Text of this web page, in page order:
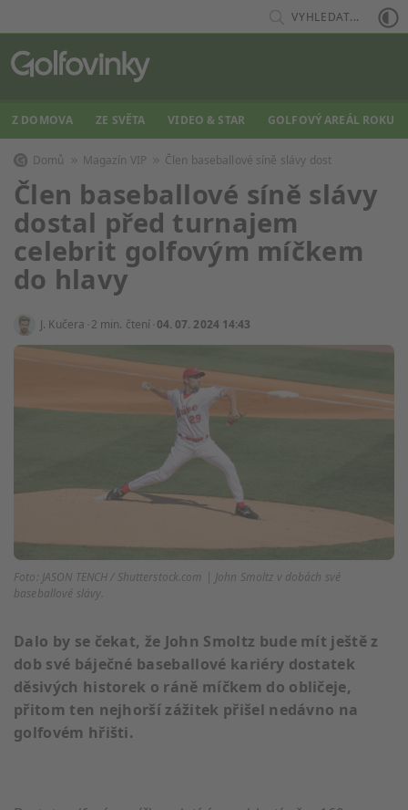
VYHLEDAT...
Z DOMOVA ZE SVĚTA VIDEO & STAR GOLFOVÝ AREÁL ROKU
Domů Magazín VIP Člen baseballové síně slávy dost
Člen baseballové síně slávy
dostal před turnajem
celebrit golfovým míčkem
do hlavy
J. Kučera 2 min. čtení 04. 07. 2024 14:43
Foto: JASON TENCH / Shutterstock.com | John Smoltz v dobách své
baseballové slávy.
Dalo by se čekat, že John Smoltz bude mít ještě z
dob své báječné baseballové kariéry dostatek
děsivých historek o ráně míčkem do obličeje,
přitom ten nejhorší zážitek přišel nedávno na
golfovém hřišti.